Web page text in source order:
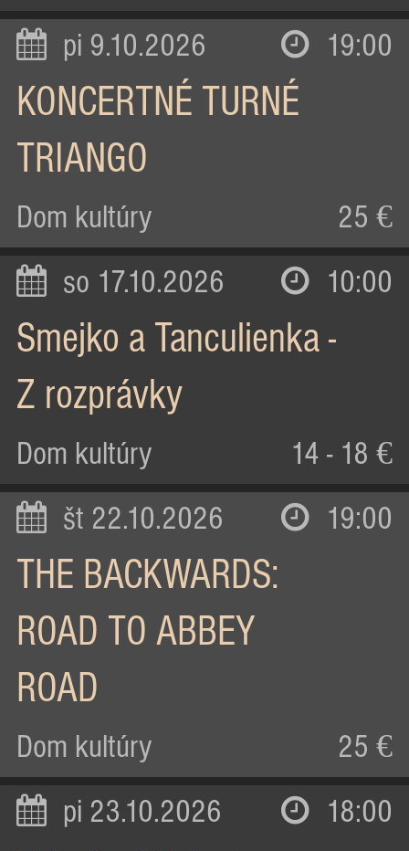
pi 9.10.2026 19:00
KONCERTNÉ TURNÉ
TRIANGO
Dom kultúry 25 €
so 17.10.2026 10:00
Smejko a Tanculienka -
Z rozprávky
Dom kultúry 14 - 18 €
št 22.10.2026 19:00
THE BACKWARDS:
ROAD TO ABBEY
ROAD
Dom kultúry 25 €
pi 23.10.2026 18:00